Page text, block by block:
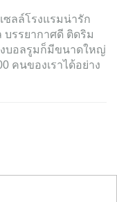
ซลล์โรงแรมน่ารัก
บรรยากาศดี ติดริม
บอลรูมก็มีขนาดใหญ่
คนของเราได้อย่าง